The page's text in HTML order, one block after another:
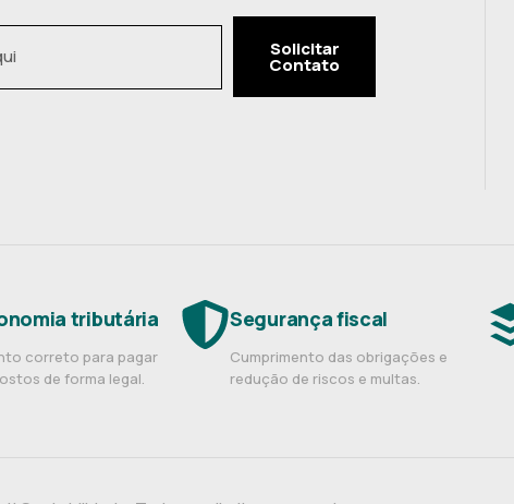
Solicitar
Contato
tributária
correto para pagar
de forma legal.
Segurança fiscal
Cumprimento das obrigações e
redução de riscos e multas.